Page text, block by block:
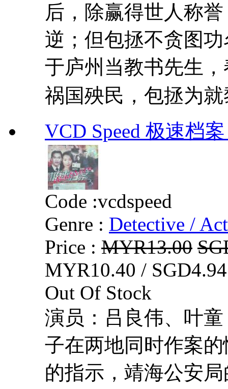
后，除赢得世人称
逆；但包拯不贪图
于庐州当教书先生
祸国殃民，包拯为
VCD Speed 极速档
Code :vcdspeed
Genre : Detective /
Price : MYR13.00
MYR10.40 /
Out Of Stock
演员：吕良伟、叶
子在两地同时作案
的指示，靖海公安